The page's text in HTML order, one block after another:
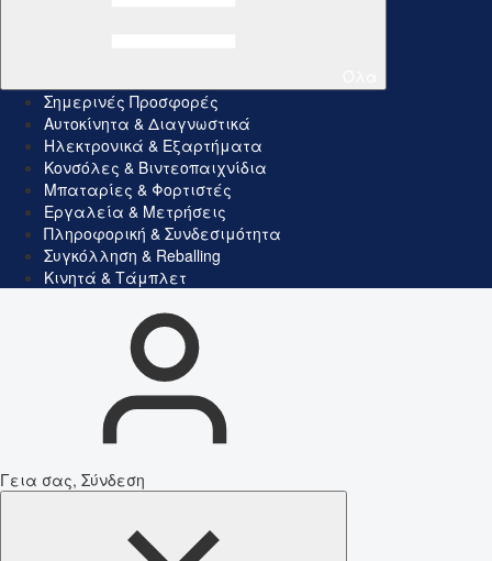
Σημερινές Προσφορές
Αυτοκίνητα & Διαγνωστικά
Ηλεκτρονικά & Εξαρτήματα
Κονσόλες & Βιντεοπαιχνίδια
Μπαταρίες & Φορτιστές
Εργαλεία & Μετρήσεις
Πληροφορική & Συνδεσιμότητα
Συγκόλληση & Reballing
Κινητά & Τάμπλετ
Γεια σας, Σύνδεση